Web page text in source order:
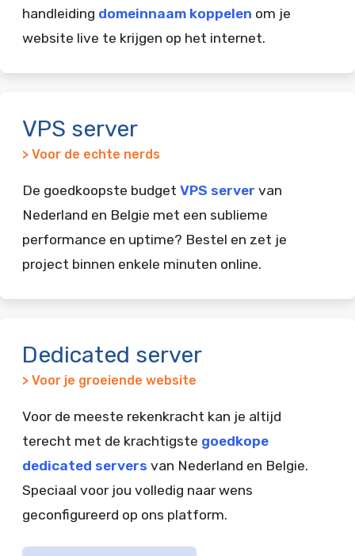
handleiding domeinnaam koppelen om je
website live te krijgen op het internet.
VPS server
> Voor de echte nerds
De goedkoopste budget VPS server van
Nederland en Belgie met een sublieme
performance en uptime? Bestel en zet je
project binnen enkele minuten online.
Dedicated server
> Voor je groeiende website
Voor de meeste rekenkracht kan je altijd
terecht met de krachtigste goedkope
dedicated servers van Nederland en Belgie.
Speciaal voor jou volledig naar wens
geconfigureerd op ons platform.